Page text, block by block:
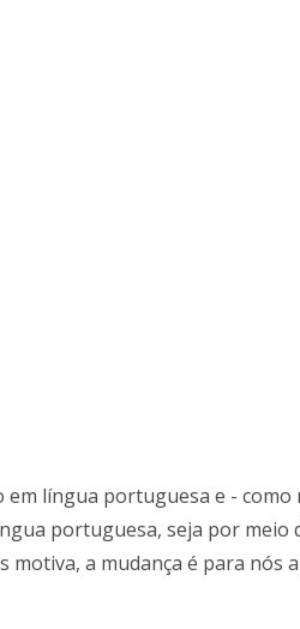
língua portuguesa e -
portuguesa, seja por
a mudança é para